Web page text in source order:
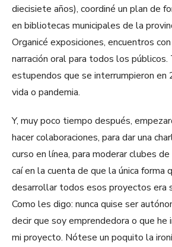
diecisiete años), coordiné un plan de
en bibliotecas municipales de la
Organicé exposiciones, encuentros
narración oral para todos los públicos.
estupendos que se interrumpieron en
vida o pandemia.
Y, muy poco tiempo después,
hacer colaboraciones, para dar una
curso en línea, para moderar clubes
caí en la cuenta de que la única forma
desarrollar todos esos proyectos era
Como les digo: nunca quise ser
decir que soy emprendedora o que he
mi proyecto. Nótese un poquito la